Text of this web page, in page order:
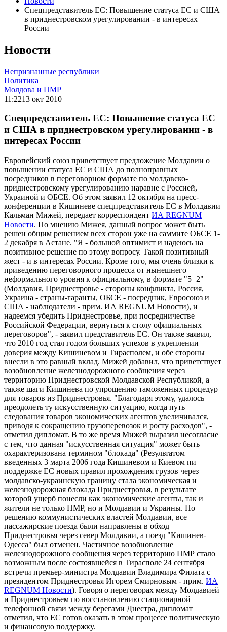
Спецпредставитель ЕС: Повышение статуса ЕС и США
в приднестровском урегулировании - в интересах
России
Новости
Непризнанные республики
Политика
Молдова и ПМР
11:2213 окт 2010
Спецпредставитель ЕС: Повышение статуса ЕС
и США в приднестровском урегулировании - в
интересах России
Европейский союз приветствует предложение Молдавии о
повышении статуса ЕС и США до полноправных
посредников в переговорном формате по молдавско-
приднестровскому урегулированию наравне с Россией,
Украиной и ОБСЕ. Об этом заявил 12 октября на пресс-
конференции в Кишиневе спецпредставитель ЕС в Молдавии
Кальман Мижей, передает корреспондент ИА REGNUM
Новости. По мнению Мижея, данный вопрос может быть
решен общим решением всех сторон уже на саммите ОБСЕ 1-
2 декабря в Астане. "Я - большой оптимист и надеюсь на
позитивное решение по этому вопросу. Такой позитивный
жест - и в интересах России. Кроме того, мы очень близки к
приведению переговорного процесса от нынешнего
неформального уровня к официальному, в формате "5+2"
(Молдавия, Приднестровье - стороны конфликта, Россия,
Украина - страны-гаранты, ОБСЕ - посредник, Евросоюз и
США - наблюдатели - прим. ИА REGNUM Новости), и
надеемся убедить Приднестровье, при посредничестве
Российской Федерации, вернуться к столу официальных
переговоров", - заявил представитель ЕС. Он также заявил,
что 2010 год стал годом больших успехов в укреплении
доверия между Кишиневом и Тирасполем, и обе стороны
внесли в это равный вклад. Мижей добавил, что приветствует
возобновление железнодорожного сообщения через
территорию Приднестровской Молдавской Республикой, а
также шаги Кишинева по упрощению таможенных процедур
для товаров из Приднестровья. "Благодаря этому, удалось
преодолеть ту искусственную ситуацию, когда путь
следования товаров экономических агентов увеличивался,
приводя к сокращению грузоперевозок и росту расходов", -
отметил дипломат. В то же время Мижей выразил несогласие
с тем, что данная "искусственная ситуация" может быть
охарактеризована термином "блокада" (Результатом
введенных 3 марта 2006 года Кишиневом и Киевом пи
поддержке ЕС новых правил прохождения грузов через
молдавско-украинскую границу стала экономическая и
железнодорожная блокада Приднестровья, в результате
которой ущерб понесли как экономические агенты, так и
жители не только ПМР, но и Молдавии и Украины. По
решению коммунистических властей Молдавии, все
пассажирские поезда были направлены в обход
Приднестровья через север Молдавии, а поезд "Кишинев-
Одесса" был отменен. Частичное возобновление
железнодорожного сообщения через территорию ПМР стало
возможным после состоявшейся в Тирасполе 24 сентября
встречи премьер-министра Молдавии Владимира Филата с
президентом Приднестровья Игорем Смирновым - прим. ИА
REGNUM Новости). Говоря о переговорах между Молдавией
и Приднестровьем по восстановлению стационарной
телефонной связи между берегами Днестра, дипломат
отметил, что ЕС готов оказать в этом процессе политическую
и финансовую поддержку.